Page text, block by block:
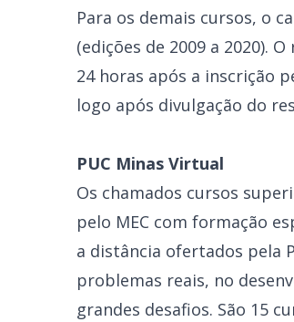
Para os demais cursos, o
(edições de 2009 a 2020).
24 horas após a inscrição
logo após divulgação do
PUC Minas Virtual
Os chamados cursos
pelo MEC com formação
a distância ofertados pela
problemas reais, no
grandes desafios. São 15